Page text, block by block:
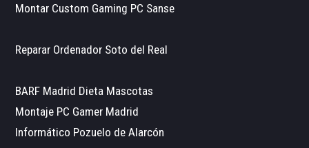
Montar Custom Gaming PC Sanse
Reparar Ordenador Soto del Real
BARF Madrid Dieta Mascotas
Montaje PC Gamer Madrid
Informático Pozuelo de Alarcón